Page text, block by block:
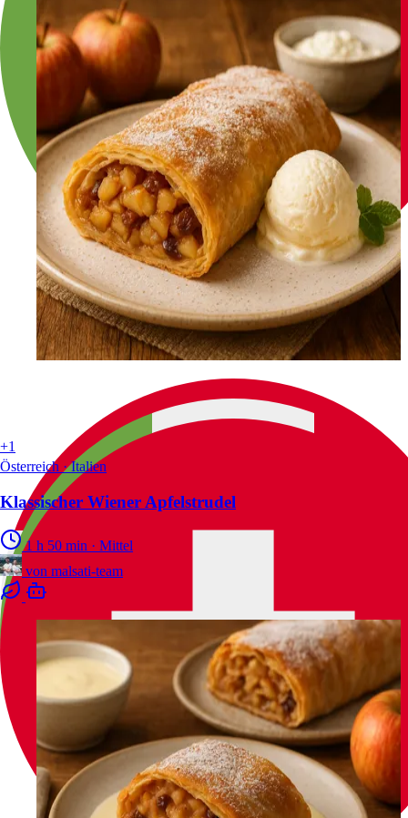
+1
Österreich · Italien
Klassischer Wiener Apfelstrudel
1 h 50 min · Mittel
von malsati-team